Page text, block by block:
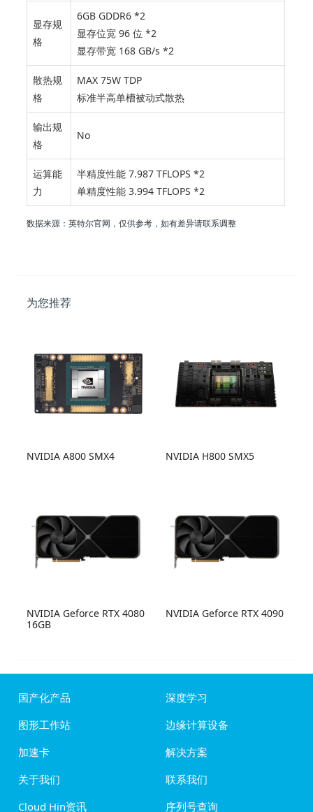
显存规
格
6GB GDDR6 *2
显存位宽 96 位 *2
显存带宽 168 GB/s *2
散热规
格
MAX 75W TDP
标准半高单槽被动式散热
输出规
格
No
运算能
力
半精度性能 7.987 TFLOPS *2
单精度性能 3.994 TFLOPS *2
数据来源：英特尔官网，仅供参考，如有差异请联系调整
为您推荐
NVIDIA A800 SMX4 NVIDIA H800 SMX5
NVIDIA Geforce RTX 4080
16GB
NVIDIA Geforce RTX 4090
国产化产品
深度学习
图形工作站
边缘计算设备
加速卡
解决方案
关于我们
联系我们
Cloud Hin资讯
序列号查询